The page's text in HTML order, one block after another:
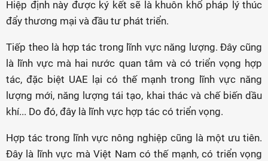
Hiệp định này được ký kết sẽ là khuôn khổ pháp lý thúc
đẩy thương mại và đầu tư phát triển.
Tiếp theo là hợp tác trong lĩnh vực năng lượng. Đây cũng
là lĩnh vực mà hai nước quan tâm và có triển vọng hợp
tác, đặc biệt UAE lại có thế mạnh trong lĩnh vực năng
lượng mới, năng lượng tái tạo, khai thác và chế biến dầu
khí... Do đó, đây là lĩnh vực hợp tác có triển vọng.
Hợp tác trong lĩnh vực nông nghiệp cũng là một ưu tiên.
Đây là lĩnh vực mà Việt Nam có thế mạnh, có triển vọng